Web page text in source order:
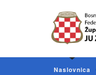
Naslovnica